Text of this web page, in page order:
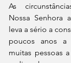
As
Nossa Senhora
leva a sério a
poucos anos
muitas pessoas